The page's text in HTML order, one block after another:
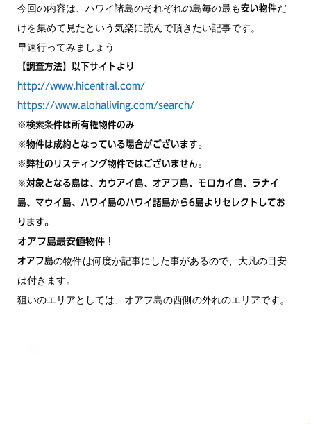
今回の内容は、ハワイ諸島のそれぞれの島毎の最も安い物件だ
けを集めて見たという気楽に読んで頂きたい記事です。
早速行ってみましょう
【調査方法】以下サイトより
http://www.hicentral.com/
https://www.alohaliving.com/search/
※検索条件は所有権物件のみ
※物件は成約となっている場合がございます。
※弊社のリスティング物件ではございません。
※対象となる島は、カウアイ島、オアフ島、モロカイ島、ラナイ
島、マウイ島、ハワイ島のハワイ諸島から6島よりセレクトしてお
ります。
オアフ島最安値物件！
オアフ島の物件は何度か記事にした事があるので、大凡の目安
は付きます。
狙いのエリアとしては、オアフ島の西側の外れのエリアです。